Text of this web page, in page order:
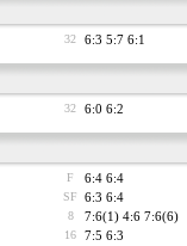
32 6:3 5:7 6:1
32 6:0 6:2
F 6:4 6:4
SF 6:3 6:4
8 7:6(1) 4:6 7:6(6)
16 7:5 6:3